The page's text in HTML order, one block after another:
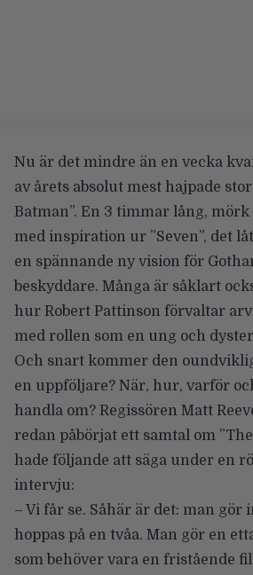
Nu är det mindre än en vecka
av årets absolut mest hajpade
Batman”. En 3 timmar lång,
med inspiration ur ”Seven”, det
en spännande ny vision för
beskyddare. Många är såklart
hur Robert Pattinson förvaltar
med rollen som en ung och
Och snart kommer den
en uppföljare? När, hur, varför
handla om? Regissören Matt
redan påbörjat ett samtal om
hade följande att säga under en
intervju:
– Vi får se. Såhär är det: man gör
hoppas på en tvåa. Man gör en
som behöver vara en fristående